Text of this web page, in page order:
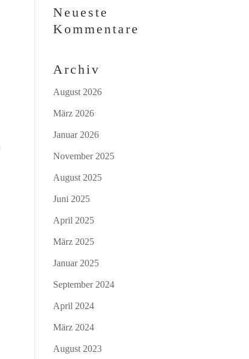
Neueste
Kommentare
Archiv
August 2026
März 2026
Januar 2026
November 2025
August 2025
Juni 2025
April 2025
März 2025
Januar 2025
September 2024
April 2024
März 2024
August 2023